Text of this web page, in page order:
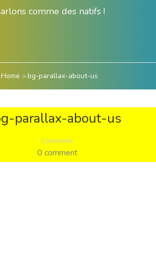
comme des natifs !
Home bg-parallax-about-us
parallax-about-us
Comments
0 comment